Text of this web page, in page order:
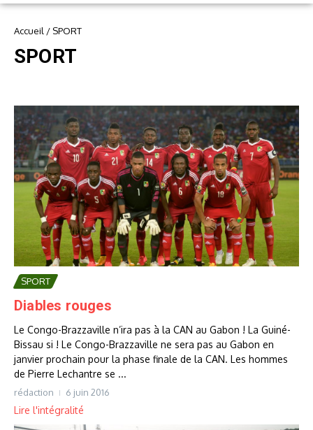
Accueil / SPORT
SPORT
SPORT
Diables rouges
Le Congo-Brazzaville n’ira pas à la CAN au Gabon ! La Guiné-
Bissau si ! Le Congo-Brazzaville ne sera pas au Gabon en
janvier prochain pour la phase finale de la CAN. Les hommes
de Pierre Lechantre se ...
rédaction 6 juin 2016
Lire l'intégralité